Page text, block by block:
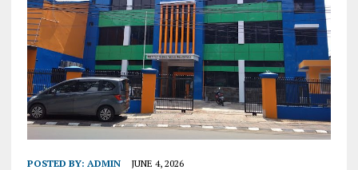
POSTED BY: ADMIN JUNE 4, 2026